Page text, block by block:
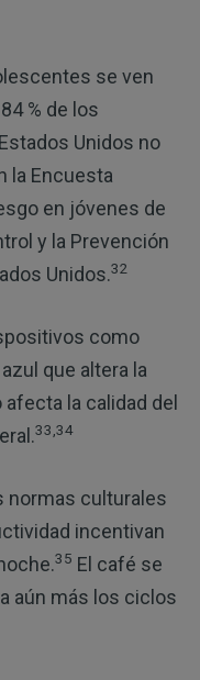
se ven
% de los
Unidos no
la Encuesta
en jóvenes de
y la Prevención
Unidos.32
como
que altera la
la calidad del
33,34
normas culturales
incentivan
35 El café se
aún más los ciclos